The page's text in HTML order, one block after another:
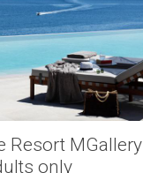
Resort MGallery
only